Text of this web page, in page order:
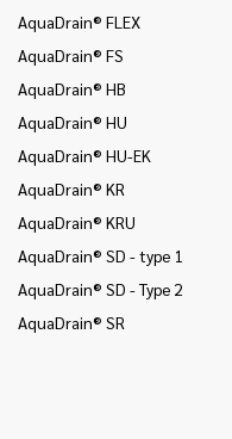
AquaDrain® FLEX
AquaDrain® FS
AquaDrain® HB
AquaDrain® HU
AquaDrain® HU-EK
AquaDrain® KR
AquaDrain® KRU
AquaDrain® SD - type 1
AquaDrain® SD - Type 2
AquaDrain® SR